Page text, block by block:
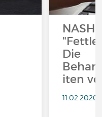
NASH
Die
iten
11.02.2020